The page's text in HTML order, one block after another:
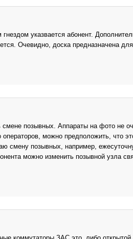
указвается абонент.
Очевидно, доска предназначена
смене позывных. Аппараты на фото не
можно предположить, что
смену позывных, например,
можно изменить позывной узла